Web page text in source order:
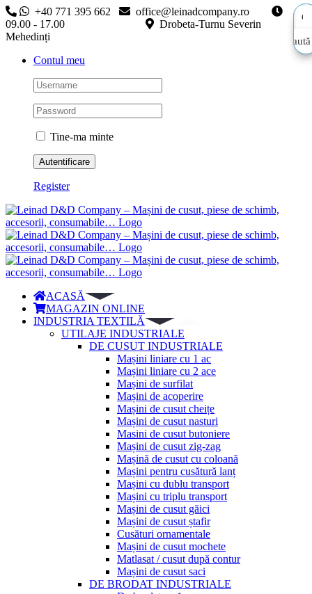
Skip
to
content
+40 771 395 662
office@leinadcompany.ro
09.00 - 17.00
Drobeta-Turnu Severin
Mehedinți
Contul meu
Tine-ma minte
Register
ACASĂ
MAGAZIN ONLINE
INDUSTRIA TEXTILĂ
UTILAJE INDUSTRIALE
DE CUSUT INDUSTRIALE
Mașini liniare cu 1 ac
Mașini liniare cu 2 ace
Mașini de surfilat
Mașini de acoperire
Mașini de cusut cheițe
Mașini de cusut nasturi
Masini de cusut butoniere
Mașini de cusut zig-zag
Mașină de cusut cu coloană
Mașini pentru cusătură lanț
Mașini cu dublu transport
Mașini cu triplu transport
Mașini de cusut găici
Mașini de cusut ștafir
Cusături ornamentale
Mașini de cusut mochete
Matlasat / cusut după contur
Mașini de cusut saci
DE BRODAT INDUSTRIALE
Caută
Caută